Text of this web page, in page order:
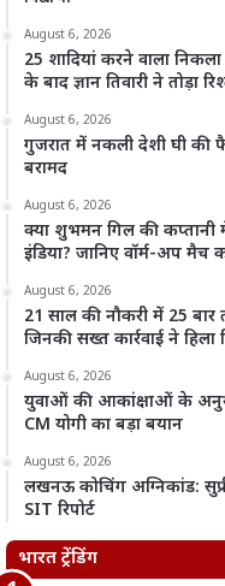
August 6, 2026
25 शादियां करने वाला
के बाद ज्ञान तिवारी ने तोड़ा
August 6, 2026
गुजरात में नकली देशी घी की
बरामद
August 6, 2026
क्या शुभमन गिल की कप्तानी
इंडिया? जानिए वॉर्म-अप मैच
August 6, 2026
21 साल की नौकरी में 25
जिनकी सख्त कार्रवाई ने हिला
August 6, 2026
युवाओं की आकांक्षाओं के
CM योगी का बड़ा बयान
August 6, 2026
लखनऊ कोचिंग अग्निकांड:
SIT रिपोर्ट
भारत ट्रेंडिंग